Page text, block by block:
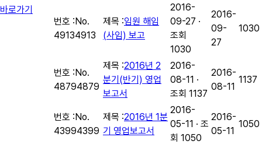
바로가기
번호 :No.
49134913
제목 :임원 해임
(사임) 보고
2016-
09-27 ·
조회
1030
2016-
09-
27
1030
번호 :No.
48794879
제목 :2016년 2
분기(반기) 영업
보고서
2016-
08-11 ·
조회 1137
2016-
08-11
1137
번호 :No.
43994399
제목 :2016년 1분
기 영업보고서
2016-
05-11 · 조
회 1050
2016-
05-11
1050